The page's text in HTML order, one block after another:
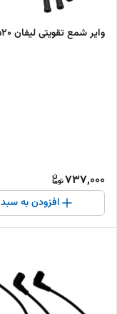
وایر شمع تقویتی لیفان 520
737,000
افزودن به سبد